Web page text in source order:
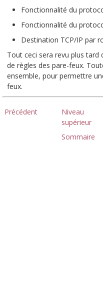
Fonctionnalité du
Fonctionnalité du
Destination TCP/IP par
Tout ceci sera revu plus tard
de règles des pare-feux.
ensemble, pour permettre
feux.
Précédent
Niveau
supérieur
Sommaire